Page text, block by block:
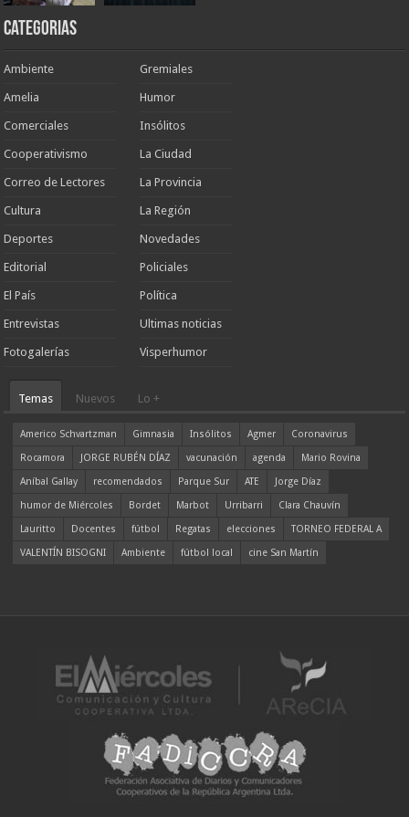
Categorias
Ambiente
Amelia
Comerciales
Cooperativismo
Correo de Lectores
Cultura
Deportes
Editorial
El País
Entrevistas
Fotogalerías
Gremiales
Humor
Insólitos
La Ciudad
La Provincia
La Región
Novedades
Policiales
Política
Ultimas noticias
Visperhumor
Temas Nuevos Lo +
Americo Schvartzman Gimnasia Insólitos Agmer
Coronavirus
Rocamora
JORGE RUBÉN DÍAZ vacunación agenda
Mario Rovina
Aníbal Gallay
recomendados Parque Sur ATE
Jorge Díaz
humor de Miércoles
Bordet Marbot Urribarri
Clara Chauvín
Lauritto
Docentes fútbol Regatas elecciones
TORNEO FEDERAL A
VALENTÍN BISOGNI
Ambiente fútbol local cine San Martín